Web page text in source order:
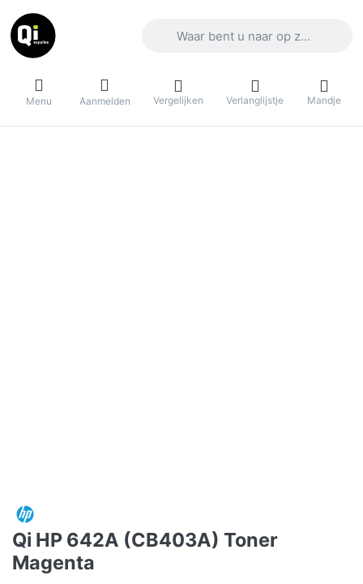
Menu Aanmelden Vergelijken Verlanglijstje Mandje
Qi HP 642A (CB403A) Toner
Magenta